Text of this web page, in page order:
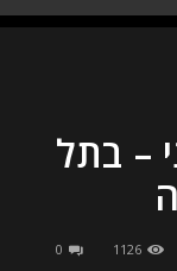
– בתל
1126
0